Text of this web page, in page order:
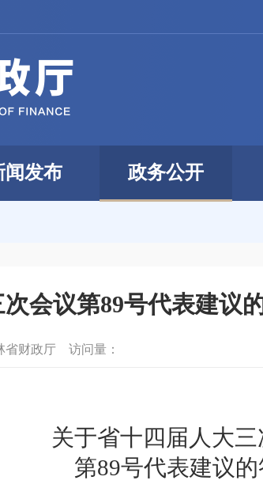
闻发布 政务公开
会议第89号代表建议
省财政厅 访问量：
关于省十四届人大三
第89号代表建议的